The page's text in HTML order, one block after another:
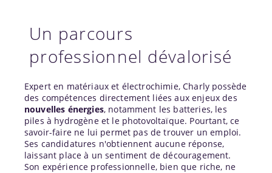
Un parcours
professionnel dévalorisé
Expert en matériaux et électrochimie, Charly possède
des compétences directement liées aux enjeux des
nouvelles énergies, notamment les batteries, les
piles à hydrogène et le photovoltaïque. Pourtant, ce
savoir-faire ne lui permet pas de trouver un emploi.
Ses candidatures n'obtiennent aucune réponse,
laissant place à un sentiment de découragement.
Son expérience professionnelle, bien que riche, ne